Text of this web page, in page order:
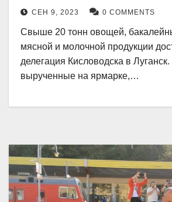
СЕН 9, 2023 0 COMMENTS
Свыше 20 тонн овощей,
мясной и молочной продукции
делегация Кисловодска в
вырученные на ярмарке,…